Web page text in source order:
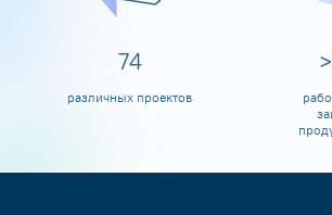
80
различных проектов
>